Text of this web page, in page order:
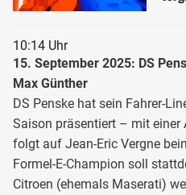
10:14 Uhr
15. September 2025: DS
Max Günther
DS Penske hat sein Fahrer-
Saison präsentiert – mit einer
folgt auf Jean-Eric Vergne
Formel-E-Champion soll
Citroen (ehemals Maserati)